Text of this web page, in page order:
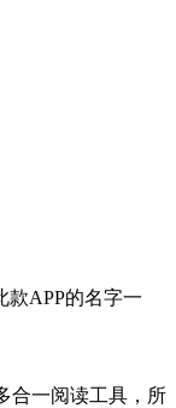
款APP的名字一
合一阅读工具，所